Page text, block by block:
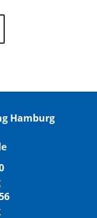
Hamburg